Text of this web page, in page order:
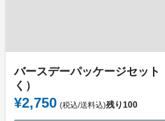
バースデーパッケージセット
く）
¥2,750 (税込/送料込)残り100